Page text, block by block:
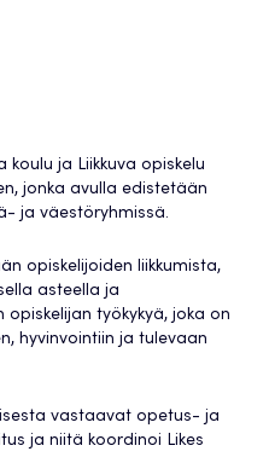
koulu ja Liikkuva opiskelu
jonka avulla edistetään
ja väestöryhmissä.
opiskelijoiden liikkumista,
asteella ja
opiskelijan työkykyä, joka on
hyvinvointiin ja tulevaan
vastaavat opetus- ja
ja niitä koordinoi Likes